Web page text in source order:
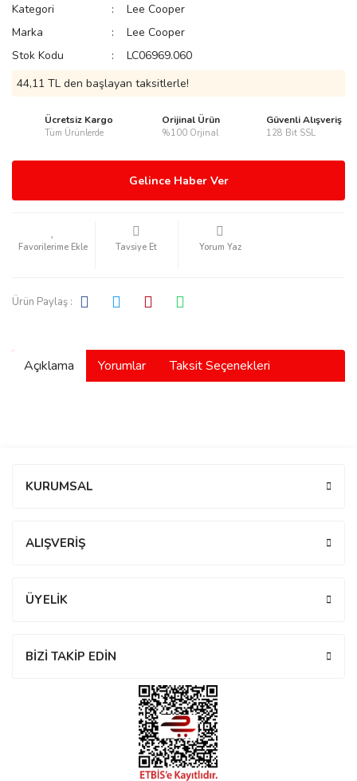
Kategori
Lee Cooper
Marka
Lee Cooper
Stok Kodu
LC06969.060
44,11 TL den başlayan taksitlerle!
Ücretsiz Kargo
Tüm Ürünlerde
Orijinal Ürün
%100 Orjinal
Güvenli Alışveriş
128 Bit SSL
Gelince Haber Ver
Tavsiye Et Yorum Yaz
Ürün Paylaş :
Açıklama Yorumlar Taksit Seçenekleri
KURUMSAL
ALIŞVERİŞ
ÜYELİK
BİZİ TAKİP EDİN